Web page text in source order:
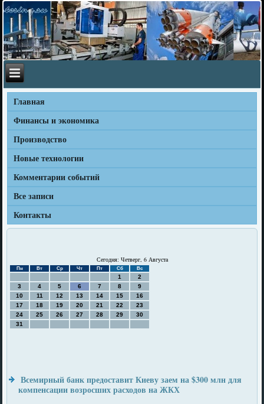
Главная
Финансы и экономика
Производство
Новые технологии
Комментарии событий
Все записи
Контакты
Сегодня: Четверг, 6 Августа
Пн Вт Ср Чт Пт Сб Вс
1
2
3
4 5 6 7 8
9
10
11 12 13 14 15
16
17
18 19 20 21 22
23
24
25 26 27 28 29
30
31
Всемирный банк предоставит Киеву заем на $300 млн для
компенсации возросших расходов на ЖКХ